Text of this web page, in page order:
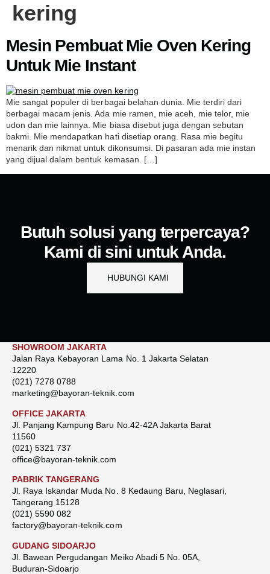
kering
Mesin Pembuat Mie Oven Kering
Untuk Mie Instant
Mie sangat populer di berbagai belahan dunia. Mie terdiri dari
berbagai macam jenis. Ada mie ramen, mie aceh, mie telor, mie
udon dan mie lainnya. Mie biasa disebut juga dengan sebutan
bakmi. Mie mendapatkan hati disetiap orang. Rasa mie begitu
menarik dan nikmat untuk dikonsumsi. Di pasaran ada mie instan
yang dijual dalam bentuk kemasan. […]
Butuh solusi yang terpercaya?
Kami di sini untuk Anda.
HUBUNGI KAMI
SHOWROOM JAKARTA
Jalan Raya Kebayoran Lama No. 1 Jakarta Selatan
12220
(021) 7278 0788
marketing@bayoran-teknik.com
OFFICE JAKARTA
Jl. Panjang Kampung Baru No.42-42A Jakarta Barat
11560
(021) 5321 737
office@bayoran-teknik.com
PABRIK TANGERANG
Jl. Raya Iskandar Muda No. 8 Kedaung Baru, Neglasari,
Tangerang 15128
(021) 5590 082
factory@bayoran-teknik.com
GUDANG SIDOARJO
Jl. Bawean Pergudangan Meiko Abadi 5 No. 05A,
Buduran-Sidoarjo